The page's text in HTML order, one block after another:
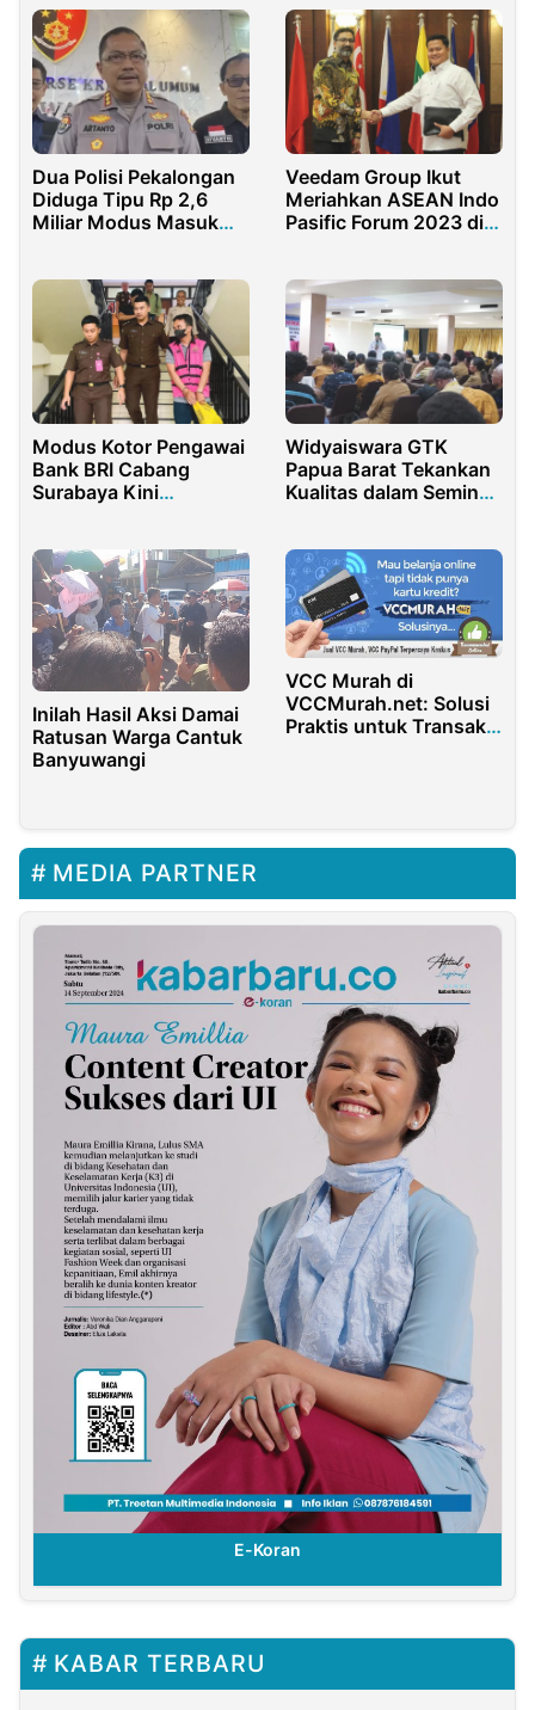
Dua Polisi Pekalongan
Diduga Tipu Rp 2,6
Miliar Modus Masuk
Veedam Group Ikut
Meriahkan ASEAN Indo
Pasific Forum 2023 di
Modus Kotor Pengawai
Bank BRI Cabang
Surabaya Kini
Widyaiswara GTK
Papua Barat Tekankan
Kualitas dalam Seminar
Inilah Hasil Aksi Damai
Ratusan Warga Cantuk
Banyuwangi
VCC Murah di
VCCMurah.net: Solusi
Praktis untuk Transaksi
MEDIA PARTNER
E-Koran
KABAR TERBARU